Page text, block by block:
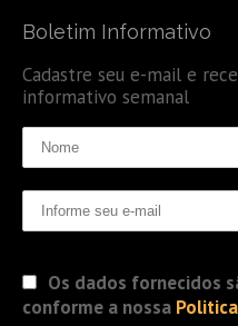
Boletim Informativo
Cadastre seu e-mail e
informativo semanal
Os dados fornecidos
conforme a nossa